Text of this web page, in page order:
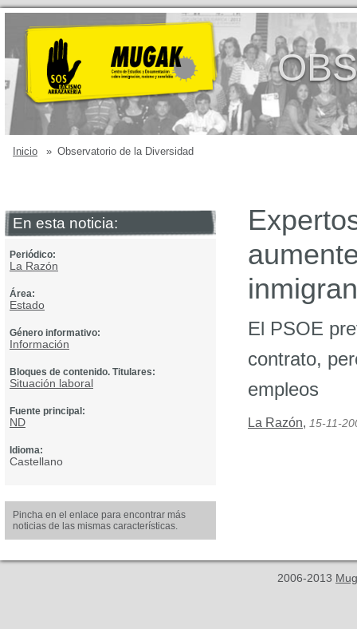
Inicio » Observatorio de la Diversidad
En esta noticia:
Periódico:
La Razón
Área:
Estado
Género informativo:
Información
Bloques de contenido. Titulares:
Situación laboral
Fuente principal:
ND
Idioma:
Castellano
Pincha en el enlace para encontrar más
noticias de las mismas características.
El PSOE
contrato,
empleos
La Razón, 15-11-
2006-2013